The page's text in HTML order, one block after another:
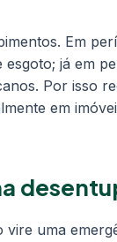
Em
já em
Por isso
em
uma